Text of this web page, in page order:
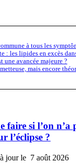
à tous les
: les lipides en excès
une avancée majeure ?
mais encore
faire si l’on n’a
l’éclipse ?
7 août 2026